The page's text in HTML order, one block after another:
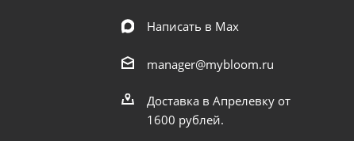
Написать в Мах
manager@mybloom.ru
Доставка в Апрелевку от
1600 рублей.